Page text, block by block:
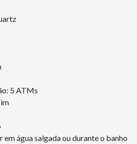
5 ATMs
água salgada ou durante o banho